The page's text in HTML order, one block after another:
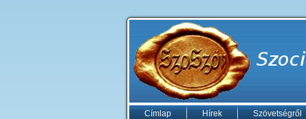
Címlap Hírek Szövetségről